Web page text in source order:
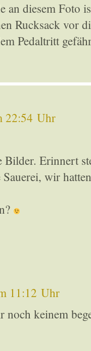
an diesem Foto
Rucksack vor
Pedaltritt
22:54 Uhr
Bilder. Erinnert
wir
11:12 Uhr
noch keinem